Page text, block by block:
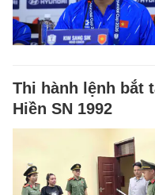
Thi hành lệnh bắt
Hiền SN 1992